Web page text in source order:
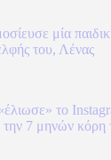
μία
του, Λένας
το
7 μηνών κόρη